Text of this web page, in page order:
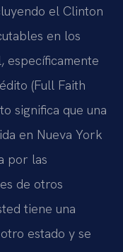
el Clinton
en los
específicamente
(Full Faith
significa que una
en Nueva York
por las
de otros
tiene una
estado y se